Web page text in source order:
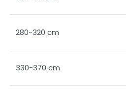
280-320 cm
330-370 cm